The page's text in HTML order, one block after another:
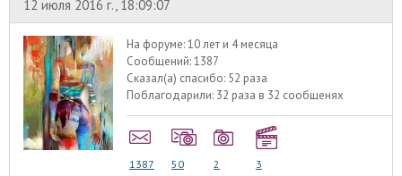
12 июля 2016 г., 18:09:07
На форуме:10 лет и 4 месяца
Сообщений:1387
Сказал(а) спасибо: 52 раза
Поблагодарили: 32 раза в 32 сообщенях
1387 50 2 3